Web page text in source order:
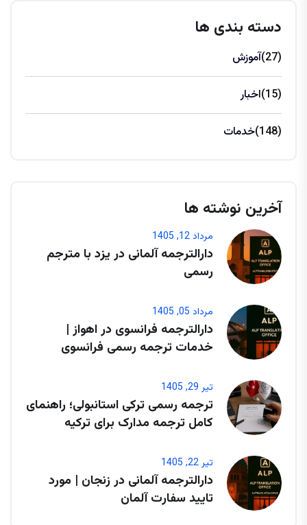
دسته بندی ها
آموزش (27)
اخبار (15)
خدمات (148)
آخرین نوشته ها
مرداد 12, 1405
دارالترجمه آلمانی در یزد با مترجم
رسمی
مرداد 05, 1405
دارالترجمه فرانسوی در اهواز |
خدمات ترجمه رسمی فرانسوی
تیر 29, 1405
ترجمه رسمی ترکی استانبولی؛ راهنمای
کامل ترجمه مدارک برای ترکیه
تیر 22, 1405
دارالترجمه آلمانی در زنجان | مورد
تایید سفارت آلمان